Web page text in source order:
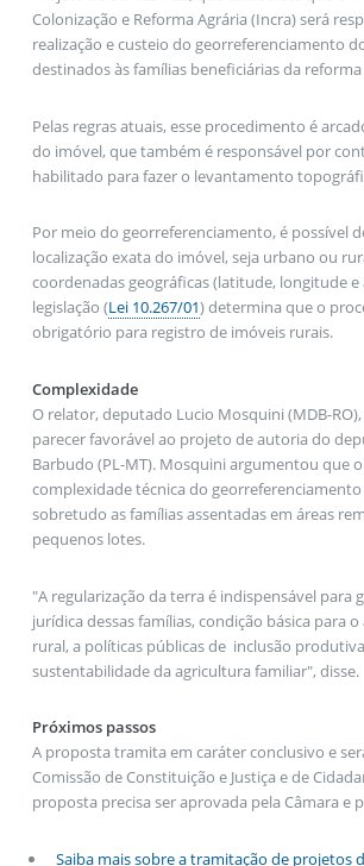
Colonização e Reforma Agrária (Incra) será
realização e custeio do georreferenciamento
destinados às famílias beneficiárias da
Pelas regras atuais, esse procedimento é
do imóvel, que também é responsável por
habilitado para fazer o levantamento
Por meio do georreferenciamento, é possível
localização exata do imóvel, seja urbano ou
coordenadas geográficas (latitude, longitude e
legislação (Lei 10.267/01) determina que o
obrigatório para registro de imóveis rurais.
Complexidade
O relator, deputado Lucio Mosquini (MDB-
parecer favorável ao projeto de autoria do
Barbudo (PL-MT). Mosquini argumentou que
complexidade técnica do
sobretudo as famílias assentadas em áreas
pequenos lotes.
"A regularização da terra é indispensável para
jurídica dessas famílias, condição básica para
rural, a políticas públicas de inclusão
sustentabilidade da agricultura familiar", disse.
Próximos passos
A proposta tramita em caráter conclusivo e
Comissão de Constituição e Justiça e de
proposta precisa ser aprovada pela Câmara e
Saiba mais sobre a tramitação de projetos